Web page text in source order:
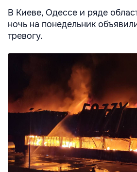
В Киеве, Одессе и ряде
ночь на понедельник
тревогу.